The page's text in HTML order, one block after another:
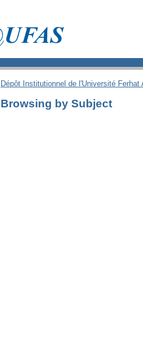
Dépôt Institutionnel de l'Université
Browsing by Subject